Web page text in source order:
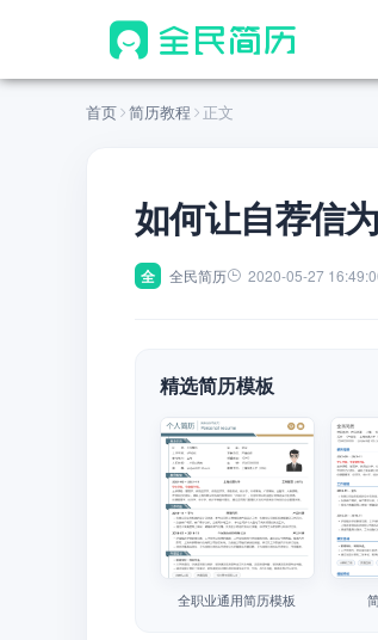
首页 简历教程 正文
如何让自荐信
全 全民简历 2020-05-27
精选简历模板
全职业通用简历模板